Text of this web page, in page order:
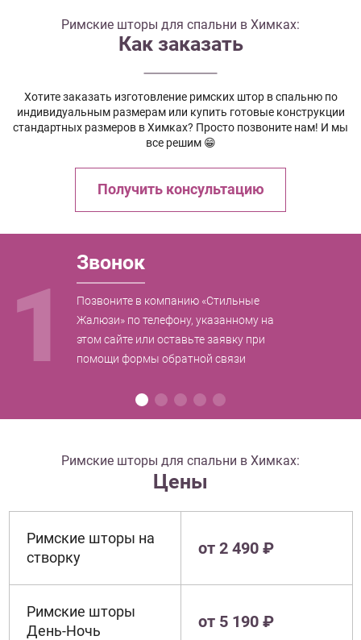
Римские шторы для спальни в Химках:
Как заказать
Хотите заказать изготовление римских штор в спальню по
индивидуальным размерам или купить готовые конструкции
стандартных размеров в Химках? Просто позвоните нам! И мы
все решим 😁
Получить консультацию
1
Звонок
Позвоните в компанию «Стильные
Жалюзи» по телефону, указанному на
этом сайте или оставьте заявку при
помощи формы обратной связи
Римские шторы для спальни в Химках:
Цены
Римские шторы на
створку
от 2 490 ₽
Римские шторы
День-Ночь
от 5 190 ₽